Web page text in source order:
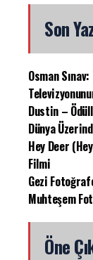
Son
Osman
Dustin –
Dünya
Hey Deer
Filmi
Gezi
Muhteşem
Öne